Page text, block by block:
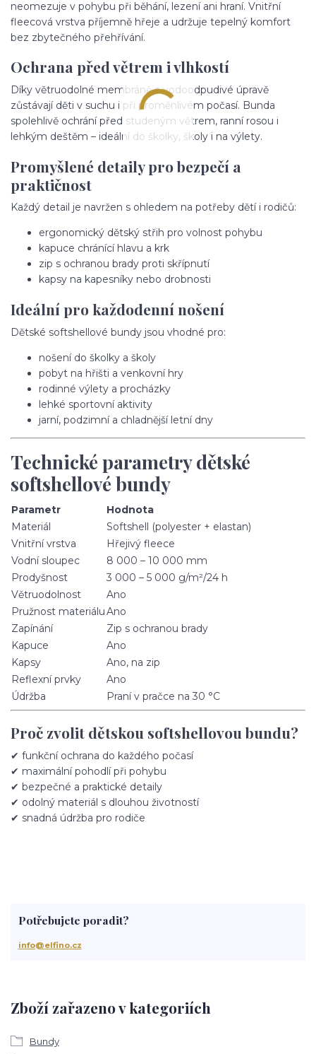
neomezuje v pohybu při běhání, lezení ani hraní. Vnitřní
fleecová vrstva příjemně hřeje a udržuje tepelný komfort
bez zbytečného přehřívání.
Ochrana před větrem i vlhkostí
Díky větruodolné membráně a vodoodpudivé úpravě
zůstávají děti v suchu i při proměnlivém počasí. Bunda
spolehlivě ochrání před studeným větrem, ranní rosou i
lehkým deštěm – ideální do školky, školy i na výlety.
Promyšlené detaily pro bezpečí a
praktičnost
Každý detail je navržen s ohledem na potřeby dětí i rodičů:
ergonomický dětský střih pro volnost pohybu
kapuce chránící hlavu a krk
zip s ochranou brady proti skřípnutí
kapsy na kapesníky nebo drobnosti
Ideální pro každodenní nošení
Dětské softshellové bundy jsou vhodné pro:
nošení do školky a školy
pobyt na hřišti a venkovní hry
rodinné výlety a procházky
lehké sportovní aktivity
jarní, podzimní a chladnější letní dny
Technické parametry dětské
softshellové bundy
Parametr
Hodnota
Materiál
Softshell (polyester + elastan)
Vnitřní vrstva
Hřejivý fleece
Vodní sloupec
8 000 – 10 000 mm
Prodyšnost
3 000 – 5 000 g/m²/24 h
Větruodolnost
Ano
Pružnost materiáluAno
Zapínání
Zip s ochranou brady
Kapuce
Ano
Kapsy
Ano, na zip
Reflexní prvky
Ano
Údržba
Praní v pračce na 30 °C
Proč zvolit dětskou softshellovou bundu?
✔ funkční ochrana do každého počasí
✔ maximální pohodlí při pohybu
✔ bezpečné a praktické detaily
✔ odolný materiál s dlouhou životností
✔ snadná údržba pro rodiče
Zboží zařazeno v kategoriích
Bundy
Potřebujete poradit?
info@elfino.cz